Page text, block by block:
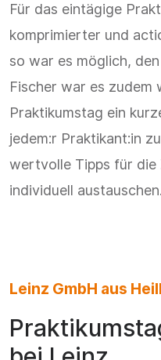
Für das eintägige
komprimierter und
so war es möglich,
Fischer war es zudem
Praktikumstag ein
jedem:r Praktikant:in
wertvolle Tipps für die
individuell austauschen.
Leinz GmbH aus